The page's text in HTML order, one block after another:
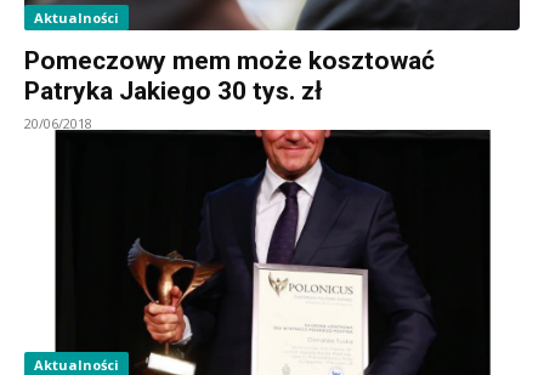
Aktualności
Pomeczowy mem może kosztować
Patryka Jakiego 30 tys. zł
20/06/2018
Aktualności